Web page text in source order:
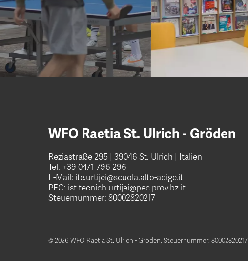
WFO Raetia St. Ulrich - Gröden
Reziastraße 295 | 39046 St. Ulrich | Italien
Tel. +39 0471 796 296
E-Mail: ite.urtijei@scuola.alto-adige.it
PEC: ist.tecnich.urtijei@pec.prov.bz.it
Steuernummer: 80002820217
© 2026 WFO Raetia St. Ulrich - Gröden,Steuernummer: 80002820217